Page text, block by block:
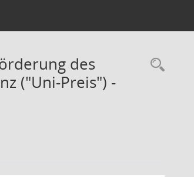
des
("Uni-Preis") -